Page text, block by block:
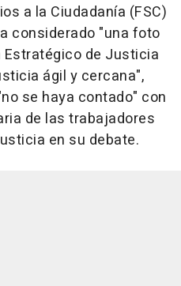
a la Ciudadanía (FSC)
considerado "una foto
de Justicia
ágil y cercana",
se haya contado" con
de las trabajadores
en su debate.